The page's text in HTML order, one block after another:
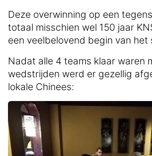
Deze overwinning op een
totaal misschien wel 150 jaar
een veelbelovend begin van het
Nadat alle 4 teams klaar waren
wedstrijden werd er gezellig
lokale Chinees: